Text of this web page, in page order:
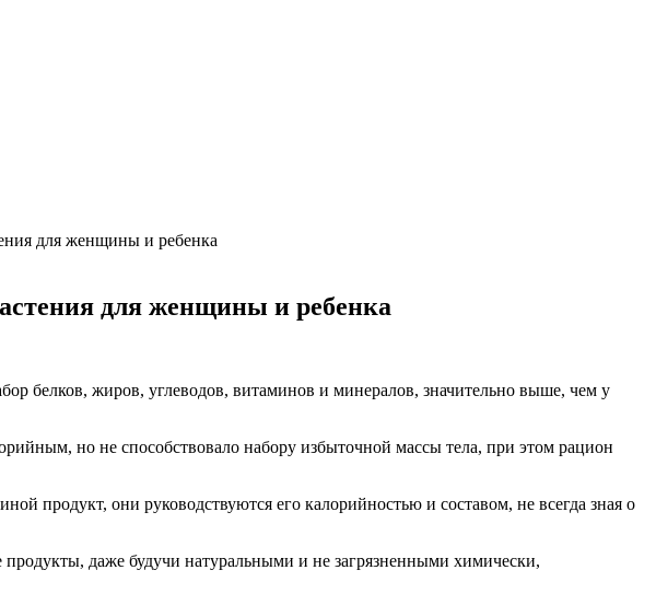
для женщины и ребенка
для женщины и ребенка
белков, жиров, углеводов, витаминов и минералов, значительно выше, чем у
но не способствовало набору избыточной массы тела, при этом рацион
продукт, они руководствуются его калорийностью и составом, не всегда зная о
даже будучи натуральными и не загрязненными химически,